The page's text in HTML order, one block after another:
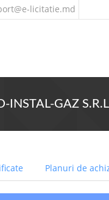
@e-licitatie.md
INSTAL-GAZ
Planuri de